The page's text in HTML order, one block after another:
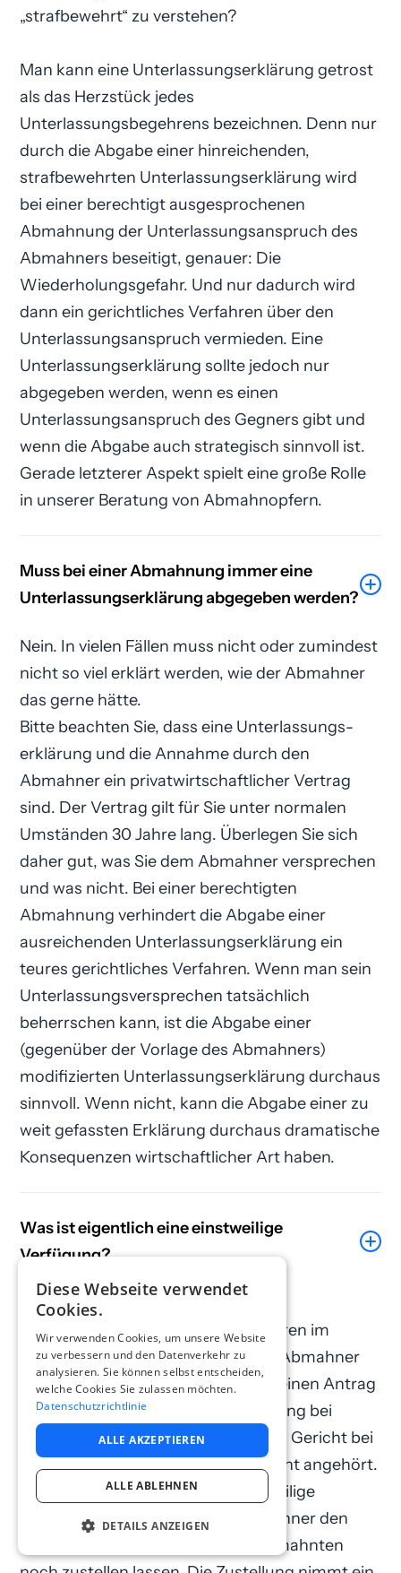
„strafbewehrt“ zu verstehen?
Man kann eine Unterlassungs­erklärung getrost
als das Herzstück jedes
Unterlassungsbegehrens bezeichnen. Denn nur
durch die Abgabe einer hinreichenden,
strafbewehrten Unterlassungs­erklärung wird
bei einer berechtigt ausgesprochenen
Abmahnung der Unterlassungsanspruch des
Abmahners beseitigt, genauer: Die
Wiederholungsgefahr. Und nur dadurch wird
dann ein gerichtliches Verfahren über den
Unterlassungsanspruch vermieden. Eine
Unterlassungs­erklärung sollte jedoch nur
abgegeben werden, wenn es einen
Unterlassungsanspruch des Gegners gibt und
wenn die Abgabe auch strategisch sinnvoll ist.
Gerade letzterer Aspekt spielt eine große Rolle
in unserer Beratung von Abmahnopfern.
Muss bei einer Abmahnung immer eine
Unterlassungs­erklärung abgegeben werden?
Nein. In vielen Fällen muss nicht oder zumindest
nicht so viel erklärt werden, wie der Abmahner
das gerne hätte.
Bitte beachten Sie, dass eine Unterlassungs­
erklärung und die Annahme durch den
Abmahner ein privatwirtschaftlicher Vertrag
sind. Der Vertrag gilt für Sie unter normalen
Umständen 30 Jahre lang. Überlegen Sie sich
daher gut, was Sie dem Abmahner versprechen
und was nicht. Bei einer berechtigten
Abmahnung verhindert die Abgabe einer
ausreichenden Unterlassungs­erklärung ein
teures gerichtliches Verfahren. Wenn man sein
Unterlassungsversprechen tatsächlich
beherrschen kann, ist die Abgabe einer
(gegenüber der Vorlage des Abmahners)
modifizierten Unterlassungserklärung durchaus
sinnvoll. Wenn nicht, kann die Abgabe einer zu
weit gefassten Erklärung durchaus dramatische
Konsequenzen wirtschaftlicher Art haben.
Was ist eigentlich eine einstweilige
Verfügung?
Ein gerichtliches einstweiliges
Verfügungsverfahren ist ein Verfahren im
sogenannten Eilrechtsschutz. Der Abmahner
stellt nach erfolglosem Fristablauf einen Antrag
auf Erlass der einstweiligen Verfügung bei
Gericht. Der Abgemahnte wird vom Gericht bei
einem solchen Antrag meistens nicht angehört.
Wenn das Gericht dann die einstweilige
Verfügung erlässt, muss der Abmahner den
Beschluss des Gerichts dem Abgemahnten
Diese Webseite verwendet
Cookies.
Wir verwenden Cookies, um unsere Website
zu verbessern und den Datenverkehr zu
analysieren. Sie können selbst entscheiden,
welche Cookies Sie zulassen möchten.
Datenschutzrichtlinie
ALLE AKZEPTIEREN
ALLE ABLEHNEN
DETAILS ANZEIGEN